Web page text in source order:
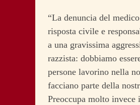
“La denuncia del
risposta civile e
a una gravissima
razzista: dobbiamo
persone lavorino nella
facciano parte della
Preoccupa molto